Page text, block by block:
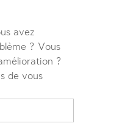
avez
? Vous
?
de vous